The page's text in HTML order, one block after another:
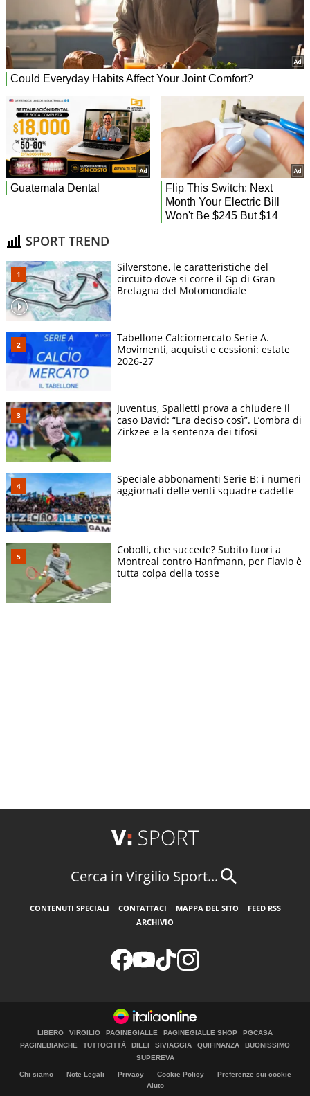
SPORT TREND
Silverstone, le caratteristiche del
circuito dove si corre il Gp di Gran
Bretagna del Motomondiale
Tabellone Calciomercato Serie A.
Movimenti, acquisti e cessioni: estate
2026-27
Juventus, Spalletti prova a chiudere il
caso David: “Era deciso così”. L’ombra di
Zirkzee e la sentenza dei tifosi
Speciale abbonamenti Serie B: i numeri
aggiornati delle venti squadre cadette
Cobolli, che succede? Subito fuori a
Montreal contro Hanfmann, per Flavio è
tutta colpa della tosse
Cerca in Virgilio Sport...
CONTENUTI SPECIALI CONTATTACI MAPPA DEL SITO
FEED RSS
ARCHIVIO
LIBERO VIRGILIO PAGINEGIALLE PAGINEGIALLE SHOP
PGCASA
PAGINEBIANCHE
TUTTOCITTÀ DILEI SIVIAGGIA QUIFINANZA
BUONISSIMO
SUPEREVA
Chi siamo Note Legali Privacy Cookie Policy
Preferenze sui cookie
Aiuto